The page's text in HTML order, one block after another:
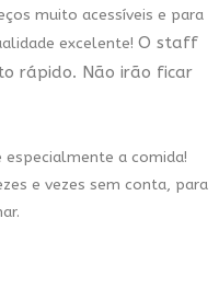
muito acessíveis e para
excelente! O staff
rápido. Não irão ficar
a comida!
e vezes sem conta, para